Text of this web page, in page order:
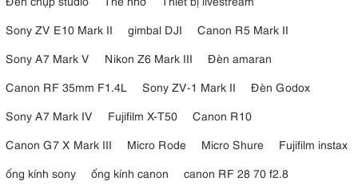
phủ một lớp flo, có khả năng chống nước, dầu và bụi bẩn
vệ sinh dễ dàng và thuận tiện.
4. Tamron 17-70mm F2.8 Di III-A VC RXD for
Fujifilm: Ưu và nhược điểm
4.1. Ưu điểm
Dải tiêu cự linh hoạt (17–70mm)
Lấy nét RXD nhanh, êm
Sony ZV E10 Mark II
gimbal DJI
Canon R5 Mark II
Sony A7 Mark V
Nikon Z6 Mark III
Đèn amaran
Canon RF 35mm F1.4L
Sony ZV-1 Mark II
Đèn Godox
Sony A7 Mark IV
Fujifilm X-T50
Canon R10
Canon G7 X Mark III
Micro Rode Micro Shure
Fujifilm instax
ống kính sony
ống kính canon
canon RF 28 70 f2.8